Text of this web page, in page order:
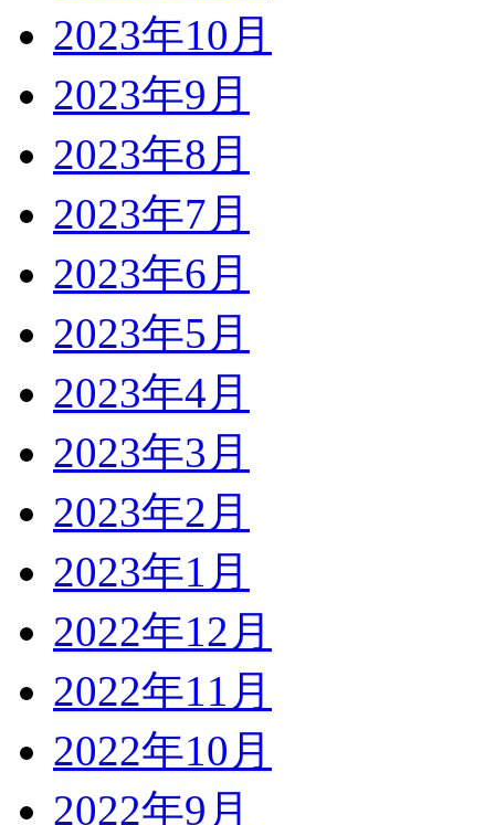
2023年10月
2023年9月
2023年8月
2023年7月
2023年6月
2023年5月
2023年4月
2023年3月
2023年2月
2023年1月
2022年12月
2022年11月
2022年10月
2022年9月